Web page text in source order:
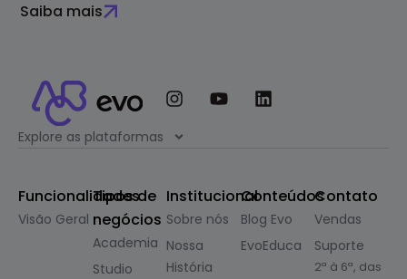
Saiba mais
Explore as plataformas
Funcionalidades
Visão Geral
Tipos de
negócios
Academia
Studio
Institucional
Sobre nós
Nossa
História
Conteúdos
Blog Evo
EvoEduca
Contato
Vendas
Suporte
2ª à 6ª, das